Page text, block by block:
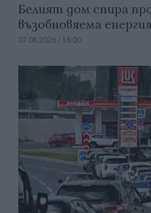
Белият дом спира
възобновяема
07.08.2026 / 18:00